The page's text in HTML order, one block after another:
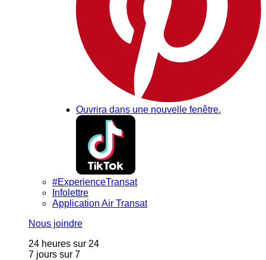
Ouvrira dans une nouvelle fenêtre.
#ExperienceTransat
Infolettre
Application Air Transat
Nous joindre
24 heures sur 24
7 jours sur 7